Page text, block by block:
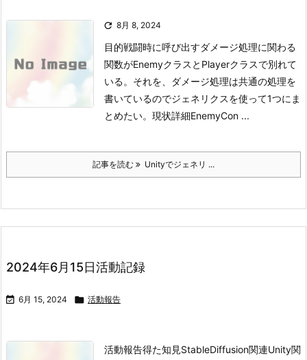
 8月 8, 2024
目的戦闘時に呼び出すダメージ処理に関わる
関数がEnemyクラスとPlayerクラスで別れて
いる。 それを、ダメージ処理は共通の処理を
書いているのでジェネリクスを使って1つにま
とめたい。 現状詳細EnemyCon ...
記事を読む Unityでジェネリ ...
2024年6月15日活動記録
 6月 15, 2024  活動報告
活動報告得た知見StableDiffusion関連Unity関